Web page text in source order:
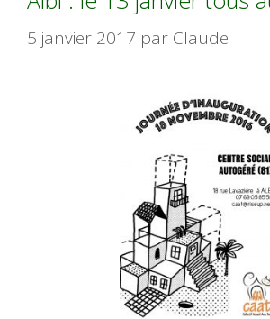
5 janvier 2017 par Claude